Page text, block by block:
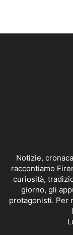
Notizie,
raccontiamo
curiosità,
giorno, gli
protagonisti. Per